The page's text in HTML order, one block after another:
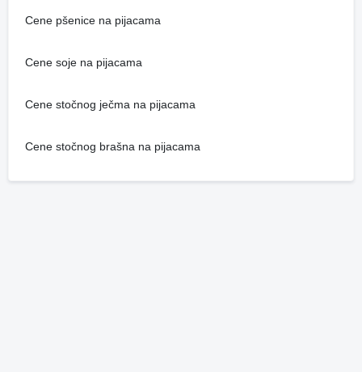
Cene pšenice na pijacama
Cene soje na pijacama
Cene stočnog ječma na pijacama
Cene stočnog brašna na pijacama